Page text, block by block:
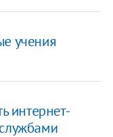
учения
интернет-